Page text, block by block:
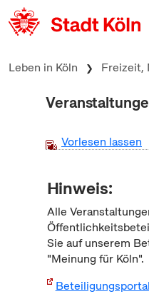
zum Inhalt springen
Leben in Köln Freizeit,
Vorlesen lassen
Hinweis:
Alle
Sie auf unserem
"Meinung für Köln".